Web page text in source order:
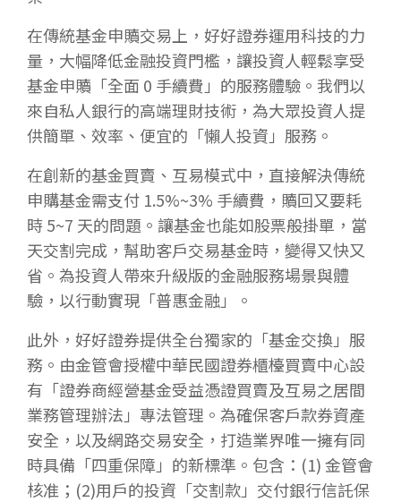
在傳統基金申贖交易上，好好證券運用科技的力
量，大幅降低金融投資門檻，讓投資人輕鬆享受
基金申贖「全面 0 手續費」的服務體驗。我們以
來自私人銀行的高端理財技術，為大眾投資人提
供簡單、效率、便宜的「懶人投資」服務。 ​
在創新的基金買賣、互易模式中，直接解決傳統
申購基金需支付 1.5%~3% 手續費，贖回又要耗
時 5~7 天的問題。讓基金也能如股票般掛單，當
天交割完成，幫助客戶交易基金時，變得又快又
省。為投資人帶來升級版的金融服務場景與體
驗，以行動實現「普惠金融」。​
此外，好好證券提供全台獨家的「基金交換」服
務。由金管會授權中華民國證券櫃檯買賣中心設
有「證券商經營基金受益憑證買賣及互易之居間
業務管理辦法」專法管理。為確保客戶款券資產
安全，以及網路交易安全，打造業界唯一擁有同
時具備「四重保障」的新標準。包含：(1) 金管會
核准；(2)用戶的投資「交割款」交付銀行信託保